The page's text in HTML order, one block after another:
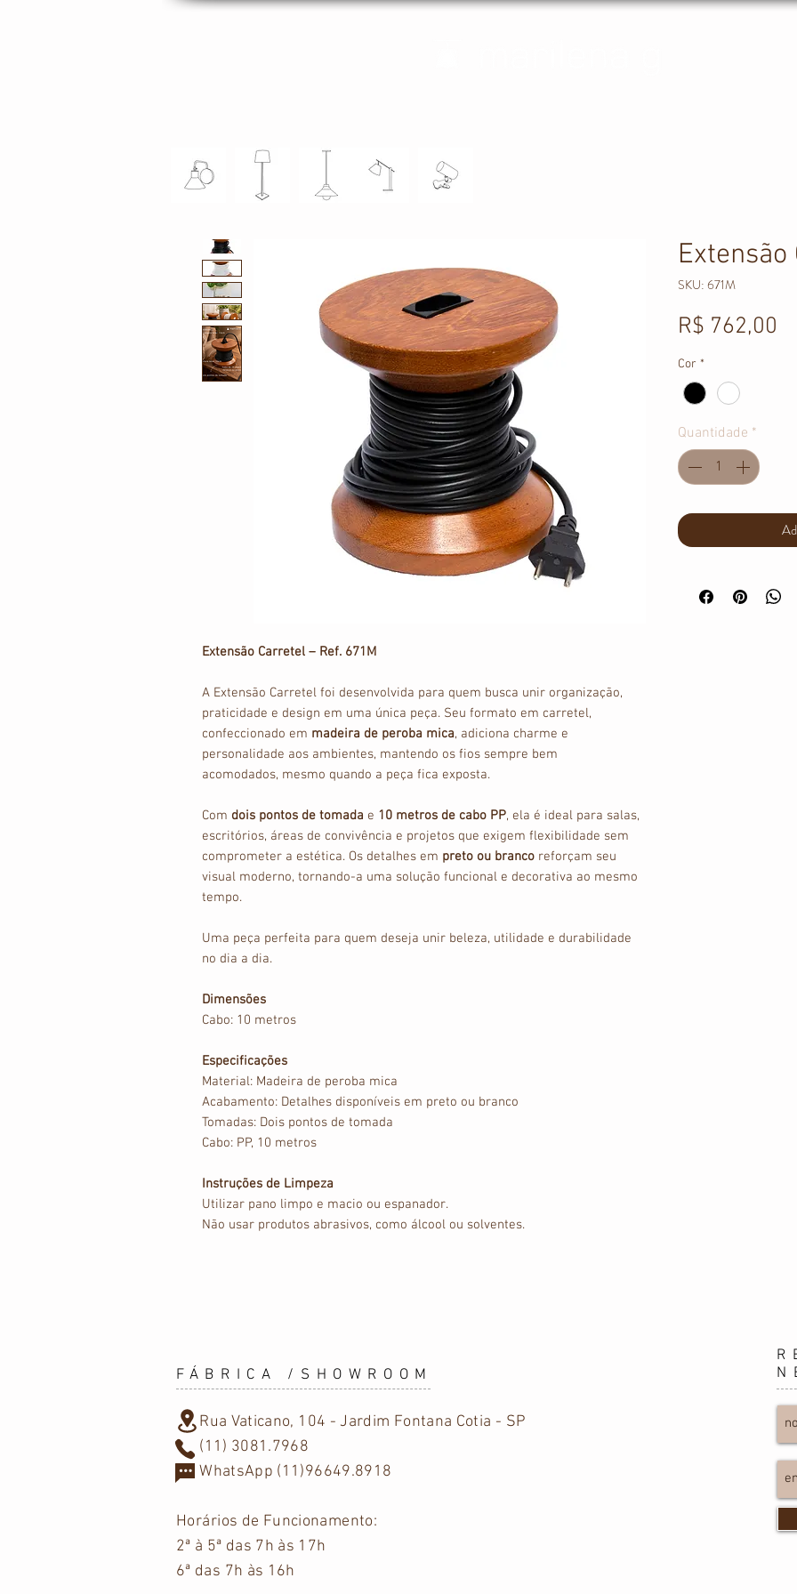
Extensão Carretel – Ref. 671M
A Extensão Carretel foi desenvolvida para quem busca unir organização,
praticidade e design em uma única peça. Seu formato em carretel,
confeccionado em madeira de peroba mica, adiciona charme e
personalidade aos ambientes, mantendo os fios sempre bem
acomodados, mesmo quando a peça fica exposta.
Com dois pontos de tomada e 10 metros de cabo PP, ela é ideal para salas,
escritórios, áreas de convivência e projetos que exigem flexibilidade sem
comprometer a estética. Os detalhes em preto ou branco reforçam seu
visual moderno, tornando-a uma solução funcional e decorativa ao mesmo
tempo.
Uma peça perfeita para quem deseja unir beleza, utilidade e durabilidade
no dia a dia.
Dimensões
Cabo: 10 metros
Especificações
Material: Madeira de peroba mica
Acabamento: Detalhes disponíveis em preto ou branco
Tomadas: Dois pontos de tomada
Cabo: PP, 10 metros
Instruções de Limpeza
Utilizar pano limpo e macio ou espanador.
Não usar produtos abrasivos, como álcool ou solventes.
SKU: 671M
R$ 762,00
Cor *
Quantidade *
FÁBRICA /SHOWROOM
Rua Vaticano, 104 - Jardim Fontana Cotia - SP
(11) 3081.7968
WhatsApp (11)96649.8918
Horários de Funcionamento:
2ª à 5ª das 7h às 17h
6ª das 7h às 16h